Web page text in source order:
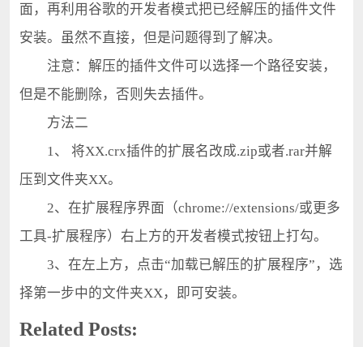
面，再利用谷歌的开发者模式把已经解压的插件文件
安装。虽然不直接，但是问题得到了解决。
注意：解压的插件文件可以选择一个路径安装，
但是不能删除，否则失去插件。
方法二
1、 将XX.crx插件的扩展名改成.zip或者.rar并解
压到文件夹XX。
2、在扩展程序界面（chrome://extensions/或更多
工具-扩展程序）右上方的开发者模式按钮上打勾。
3、在左上方，点击“加载已解压的扩展程序”，选
择第一步中的文件夹XX，即可安装。
Related Posts: